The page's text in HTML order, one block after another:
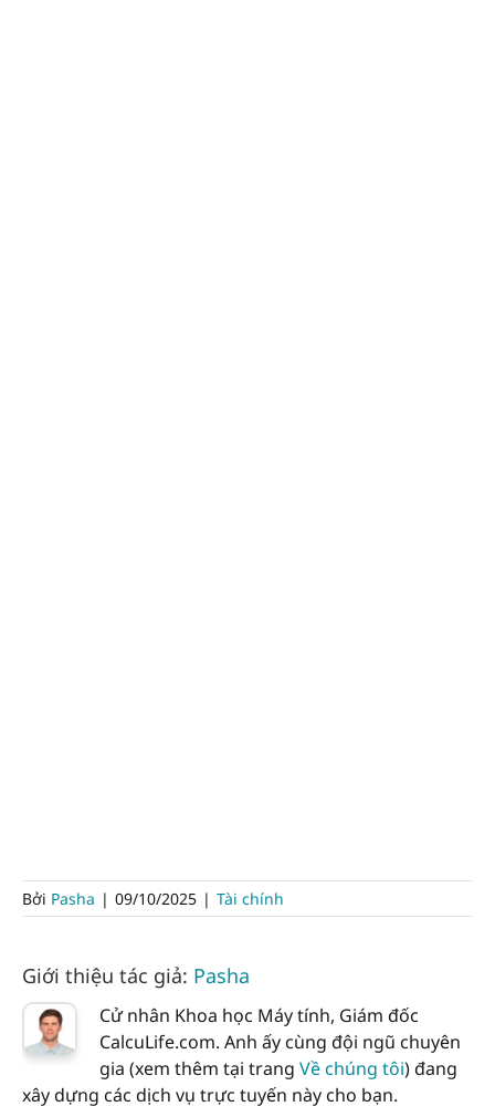
Bởi Pasha | 09/10/2025 | Tài chính
Giới thiệu tác giả: Pasha
Cử nhân Khoa học Máy tính, Giám đốc
CalcuLife.com. Anh ấy cùng đội ngũ chuyên
gia (xem thêm tại trang Về chúng tôi) đang
xây dựng các dịch vụ trực tuyến này cho bạn.